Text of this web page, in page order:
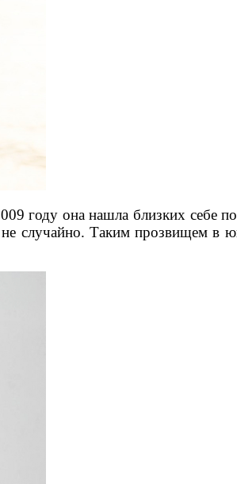
году она нашла близких себе
случайно. Таким прозвищем в